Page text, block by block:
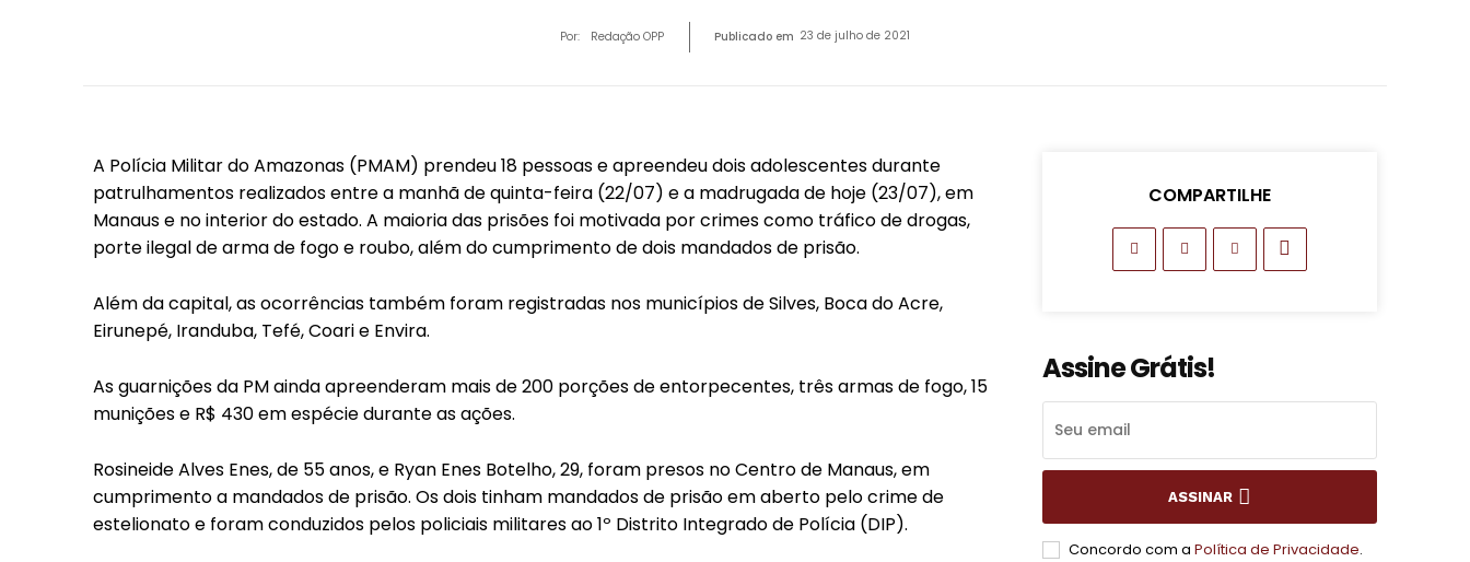
Por: Redação OPP Publicado em 23 de julho de 2021
A Polícia Militar do Amazonas (PMAM) prendeu 18 pessoas e apreendeu dois adolescentes durante
patrulhamentos realizados entre a manhã de quinta-feira (22/07) e a madrugada de hoje (23/07), em
Manaus e no interior do estado. A maioria das prisões foi motivada por crimes como tráfico de drogas,
porte ilegal de arma de fogo e roubo, além do cumprimento de dois mandados de prisão.
Além da capital, as ocorrências também foram registradas nos municípios de Silves, Boca do Acre,
Eirunepé, Iranduba, Tefé, Coari e Envira.
As guarnições da PM ainda apreenderam mais de 200 porções de entorpecentes, três armas de fogo, 15
munições e R$ 430 em espécie durante as ações.
Rosineide Alves Enes, de 55 anos, e Ryan Enes Botelho, 29, foram presos no Centro de Manaus, em
cumprimento a mandados de prisão. Os dois tinham mandados de prisão em aberto pelo crime de
estelionato e foram conduzidos pelos policiais militares ao 1º Distrito Integrado de Polícia (DIP).
COMPARTILHE
Assine Grátis!
ASSINAR
Concordo com a Política de Privacidade.